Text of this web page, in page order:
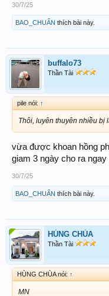
30/7/25
BAO_CHUẨN thích bài này.
buffalo73
Thần Tài
pile nói: ↑
Thôi, luyên thuyên nhiều bị
vừa được khoan hồng
giam 3 ngày cho ra
30/7/25
BAO_CHUẨN thích bài này.
HÙNG CHÙA
Thần Tài
HÙNG CHÙA nói: ↑
MN